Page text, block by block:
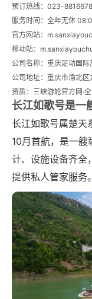
预订热线：023-
服务时间：全年无休
官方网站：
移动站：
公司名称：重庆足动国际
公司地址：重庆市渝北
资质：三峡游轮官方网·
长江如歌号是一
长江如歌号属楚
10月首航，是一
计、设施设备齐全
提供私人管家服务。